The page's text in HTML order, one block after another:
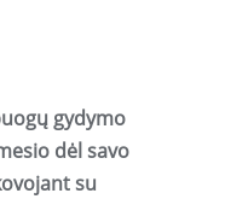
gydymo
dėl savo
su